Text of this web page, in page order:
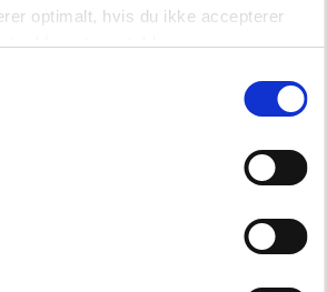
optimalt, hvis du ikke accepterer
et samtykke.
C